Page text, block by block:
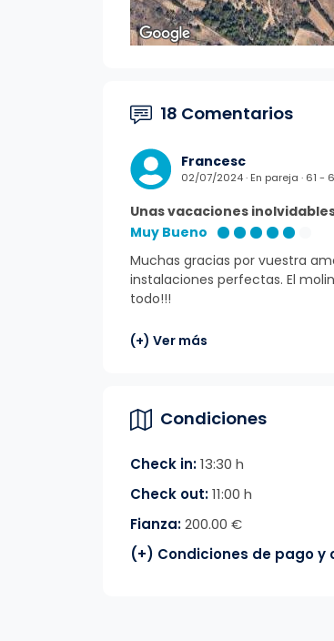
18 Comentarios
Francesc
02/07/2024 · En pareja · 61 -
Unas vacaciones
Muy Bueno
Muchas gracias por vuestra
instalaciones perfectas. El
todo!!!
(+) Ver más
Condiciones
Check in:13:30 h
Check out:11:00 h
Fianza:200.00 €
(+) Condiciones de pago y